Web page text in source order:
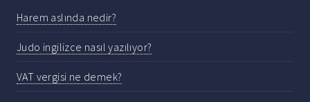
Harem aslında nedir?
Judo ingilizce nasıl yazılıyor?
VAT vergisi ne demek?